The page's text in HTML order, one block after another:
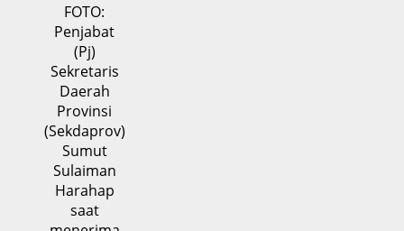
FOTO:
Penjabat
(Pj)
Sekretaris
Daerah
Provinsi
(Sekdaprov)
Sumut
Sulaiman
Harahap
saat